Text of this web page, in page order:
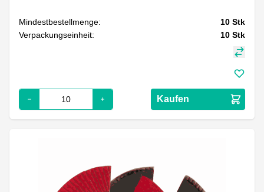
Mindestbestellmenge: 10 Stk
Verpackungseinheit:
10 Stk
Kaufen